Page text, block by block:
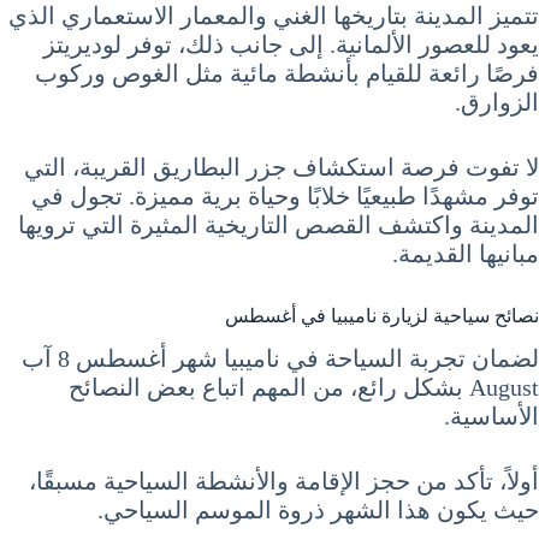
تتميز المدينة بتاريخها الغني والمعمار الاستعماري الذي
يعود للعصور الألمانية. إلى جانب ذلك، توفر لوديريتز
فرصًا رائعة للقيام بأنشطة مائية مثل الغوص وركوب
الزوارق.
لا تفوت فرصة استكشاف جزر البطاريق القريبة، التي
توفر مشهدًا طبيعيًا خلابًا وحياة برية مميزة. تجول في
المدينة واكتشف القصص التاريخية المثيرة التي ترويها
مبانيها القديمة.
نصائح سياحية لزيارة ناميبيا في أغسطس
لضمان تجربة السياحة في ناميبيا شهر أغسطس 8 آب
August بشكل رائع، من المهم اتباع بعض النصائح
الأساسية.
أولاً، تأكد من حجز الإقامة والأنشطة السياحية مسبقًا،
حيث يكون هذا الشهر ذروة الموسم السياحي.